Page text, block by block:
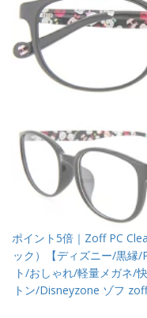
ポイント5倍｜Zoff PC
ック）【ディズニー/黒縁
ト/おしゃれ/軽量メガネ/
トン/Disneyzone ゾフ